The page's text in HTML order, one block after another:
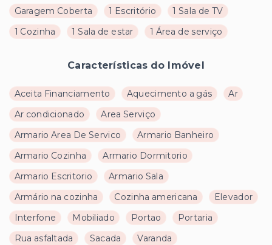
Garagem Coberta
1 Escritório
1 Sala de TV
1 Cozinha
1 Sala de estar 1 Área de serviço
Características do Imóvel
Aceita Financiamento Aquecimento a gás
Ar
Ar condicionado
Area Serviço
Armario Area De Servico
Armario Banheiro
Armario Cozinha
Armario Dormitorio
Armario Escritorio
Armario Sala
Armário na cozinha
Cozinha americana
Elevador
Interfone
Mobiliado Portao
Portaria
Rua asfaltada
Sacada
Varanda